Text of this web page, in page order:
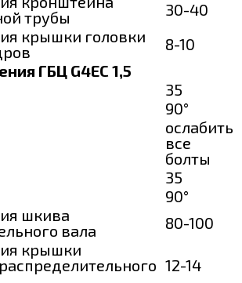
трубы
30-40
крышки головки
8-10
ГБЦ G4EC 1,5
35
90°
ослабить
все
болты
35
90°
шкива
вала
80-100
крышки
12-14